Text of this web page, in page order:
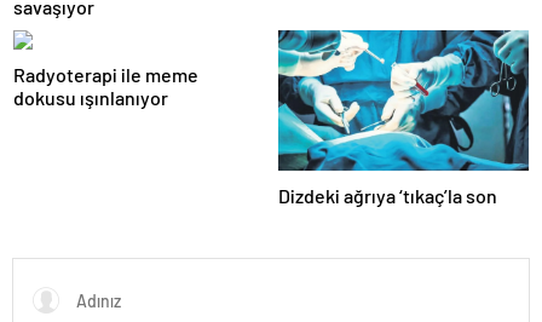
savaşıyor
Radyoterapi ile meme
dokusu ışınlanıyor
Dizdeki ağrıya ‘tıkaç’la son